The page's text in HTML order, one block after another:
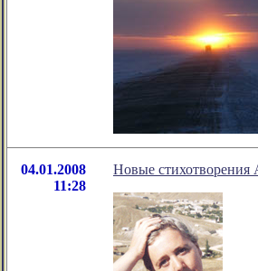
04.01.2008
11:28
Новые